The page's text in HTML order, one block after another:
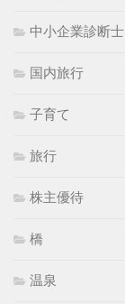
中小企業診断士
国内旅行
子育て
旅行
株主優待
橋
温泉